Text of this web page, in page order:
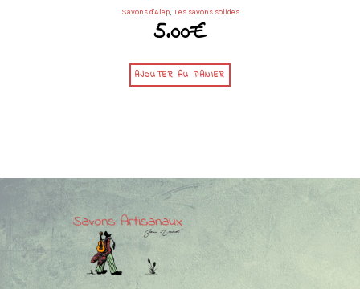
Savons d'Alep, Les savons solides
5.00€
AJOUTER AU PANIER